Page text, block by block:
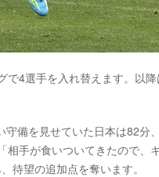
4選手を入れ替えます。以
備を見せていた日本は82分
手が食いついてきたので、
待望の追加点を奪います。